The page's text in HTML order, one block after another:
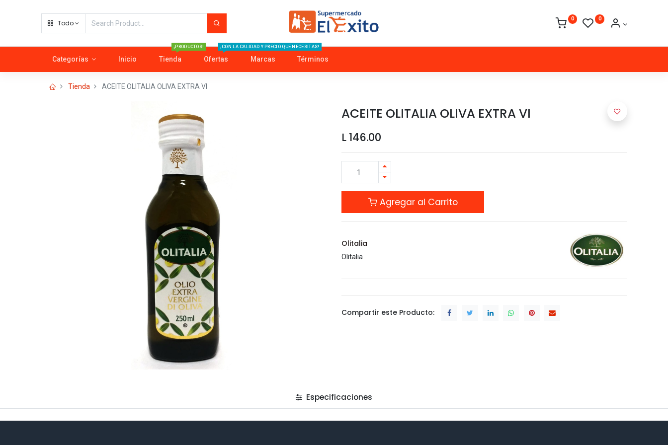
Todo 0 0
Categorías Inicio Tienda
¡PRODUCTOS!
Ofertas
¡CON LA CALIDAD Y PRECIO QUE NECESITAS!
Marcas Términos
Tienda ACEITE OLITALIA OLIVA EXTRA VI
ACEITE OLITALIA OLIVA EXTRA VI
L 146.00
Agregar al Carrito
Olitalia
Olitalia
Compartir este Producto:
Especificaciones